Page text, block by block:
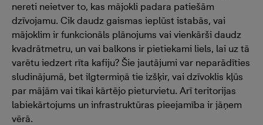
nereti neietver to, kas mājokli padara patiešām
dzīvojamu. Cik daudz gaismas ieplūst istabās, vai
mājoklim ir funkcionāls plānojums vai vienkārši daudz
kvadrātmetru, un vai balkons ir pietiekami liels, lai uz tā
varētu iedzert rīta kafiju? Šie jautājumi var neparādīties
sludinājumā, bet ilgtermiņā tie izšķir, vai dzīvoklis kļūs
par mājām vai tikai kārtējo pieturvietu. Arī teritorijas
labiekārtojums un infrastruktūras pieejamība ir jāņem
vērā.